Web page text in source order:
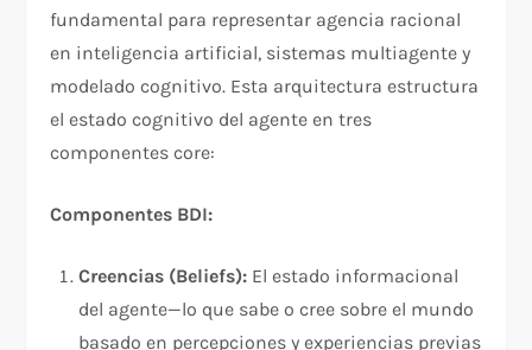
fundamental para representar agencia racional
en inteligencia artificial, sistemas multiagente y
modelado cognitivo. Esta arquitectura estructura
el estado cognitivo del agente en tres
componentes core:​
Componentes BDI:
Creencias (Beliefs): El estado informacional
del agente—lo que sabe o cree sobre el mundo
basado en percepciones y experiencias previas​